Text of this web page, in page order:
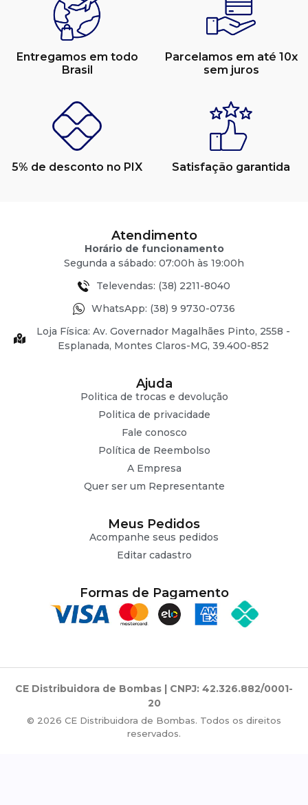
Entregamos em todo
Brasil
Parcelamos em até 10x
sem juros
5% de desconto no PIX Satisfação garantida
Atendimento
Horário de funcionamento
Segunda a sábado: 07:00h às 19:00h
Televendas: (38) 2211-8040
WhatsApp: (38) 9 9730-0736
Loja Física: Av. Governador Magalhães Pinto, 2558 -
Esplanada, Montes Claros-MG, 39.400-852
Ajuda
Politica de trocas e devolução
Politica de privacidade
Fale conosco
Política de Reembolso
A Empresa
Quer ser um Representante
Meus Pedidos
Acompanhe seus pedidos
Editar cadastro
Formas de Pagamento
CE Distribuidora de Bombas | CNPJ: 42.326.882/0001-
20
© 2026 CE Distribuidora de Bombas. Todos os direitos
reservados.